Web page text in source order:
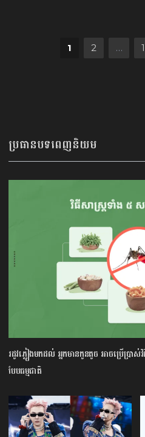
Posts1 2 …
ប្រធានបទពេញនិយម
រដូវភ្លៀងមកដល់ អ្នកមានកូនតូច អាចប្រើប្រា
បែបធម្មជាតិ​